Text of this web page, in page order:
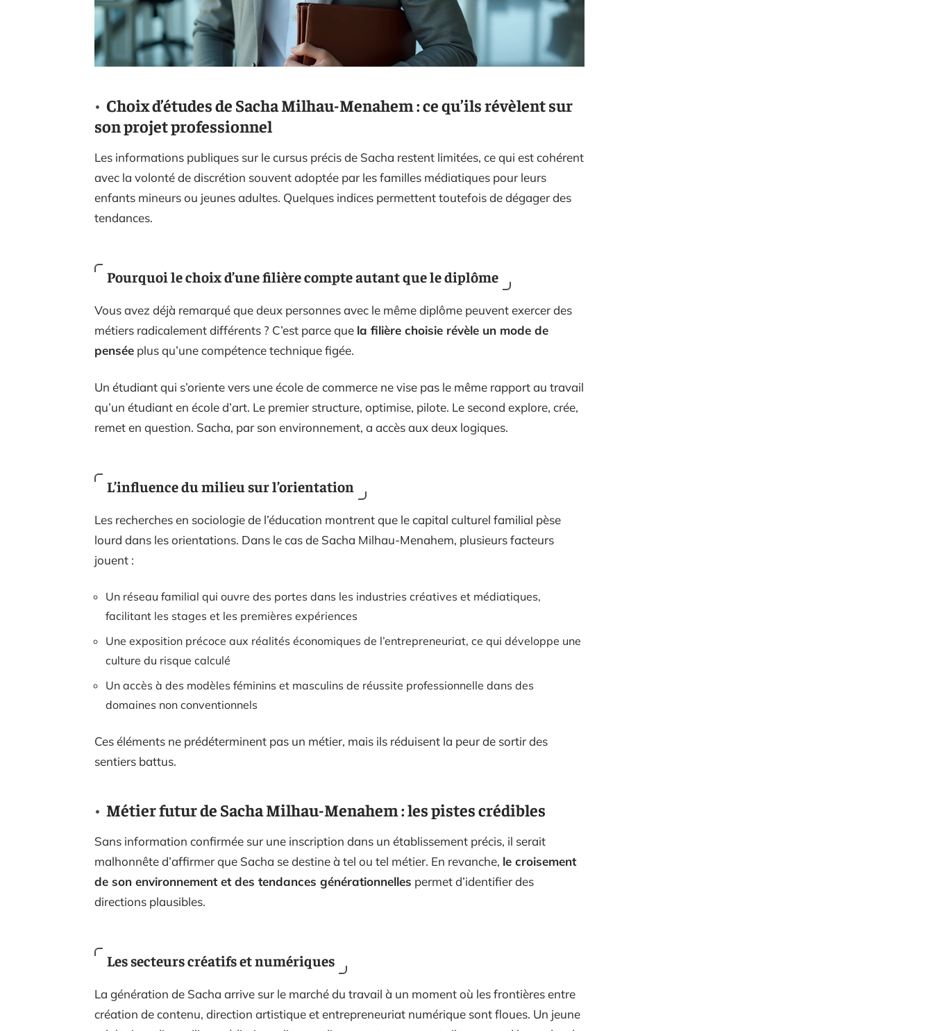
Choix d’études de Sacha Milhau-Menahem : ce qu’ils révèlent sur
son projet professionnel
Les informations publiques sur le cursus précis de Sacha restent limitées, ce qui est cohérent
avec la volonté de discrétion souvent adoptée par les familles médiatiques pour leurs
enfants mineurs ou jeunes adultes. Quelques indices permettent toutefois de dégager des
tendances.
Pourquoi le choix d’une filière compte autant que le diplôme
Vous avez déjà remarqué que deux personnes avec le même diplôme peuvent exercer des
métiers radicalement différents ? C’est parce que la filière choisie révèle un mode de
pensée plus qu’une compétence technique figée.
Un étudiant qui s’oriente vers une école de commerce ne vise pas le même rapport au travail
qu’un étudiant en école d’art. Le premier structure, optimise, pilote. Le second explore, crée,
remet en question. Sacha, par son environnement, a accès aux deux logiques.
L’influence du milieu sur l’orientation
Les recherches en sociologie de l’éducation montrent que le capital culturel familial pèse
lourd dans les orientations. Dans le cas de Sacha Milhau-Menahem, plusieurs facteurs
jouent :
Un réseau familial qui ouvre des portes dans les industries créatives et médiatiques,
facilitant les stages et les premières expériences
Une exposition précoce aux réalités économiques de l’entrepreneuriat, ce qui développe une
culture du risque calculé
Un accès à des modèles féminins et masculins de réussite professionnelle dans des
domaines non conventionnels
Ces éléments ne prédéterminent pas un métier, mais ils réduisent la peur de sortir des
sentiers battus.
Métier futur de Sacha Milhau-Menahem : les pistes crédibles
Sans information confirmée sur une inscription dans un établissement précis, il serait
malhonnête d’affirmer que Sacha se destine à tel ou tel métier. En revanche, le croisement
de son environnement et des tendances générationnelles permet d’identifier des
directions plausibles.
Les secteurs créatifs et numériques
La génération de Sacha arrive sur le marché du travail à un moment où les frontières entre
création de contenu, direction artistique et entrepreneuriat numérique sont floues. Un jeune